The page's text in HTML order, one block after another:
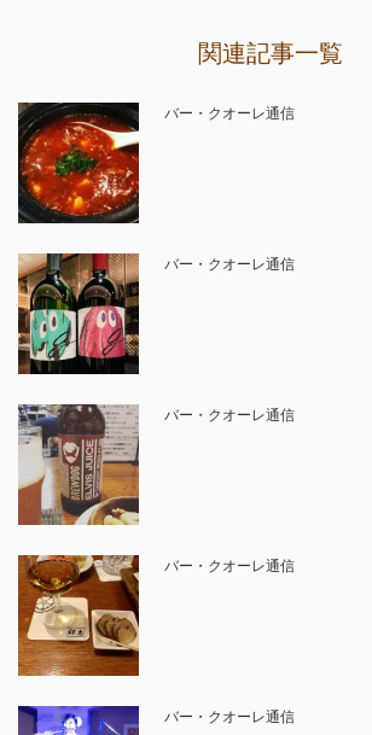
関連記事一覧
バー・クオーレ通信
バー・クオーレ通信
バー・クオーレ通信
バー・クオーレ通信
バー・クオーレ通信